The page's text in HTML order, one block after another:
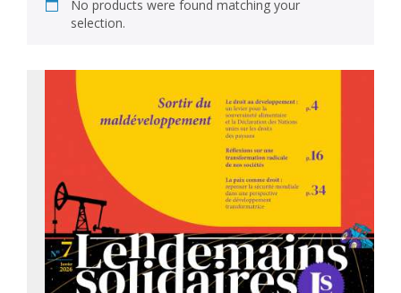
No products were found matching your
selection.